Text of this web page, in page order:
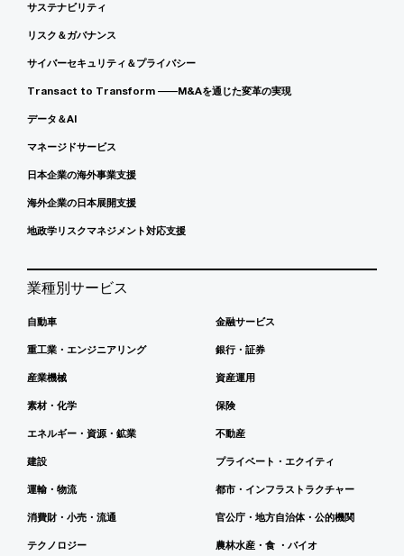
サステナビリティ
リスク＆ガバナンス
サイバーセキュリティ＆プライバシー
Transact to Transform ――M&Aを通じた変革の実現
データ＆AI
マネージドサービス
日本企業の海外事業支援
海外企業の日本展開支援
地政学リスクマネジメント対応支援
業種別サービス
自動車
重工業・エンジニアリング
産業機械
素材・化学
エネルギー・資源・鉱業
建設
運輸・物流
消費財・小売・流通
テクノロジー
金融サービス
銀行・証券
資産運用
保険
不動産
プライベート・エクイティ
都市・インフラストラクチャー
官公庁・地方自治体・公的機関
農林水産・食 ・バイオ